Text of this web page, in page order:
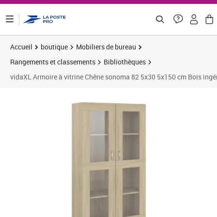
Accueil boutique
Mobiliers de bureau
Rangements et classements
Bibliothèques
vidaXL Armoire à vitrine Chêne sonoma 82 5x30 5x150 cm Bois